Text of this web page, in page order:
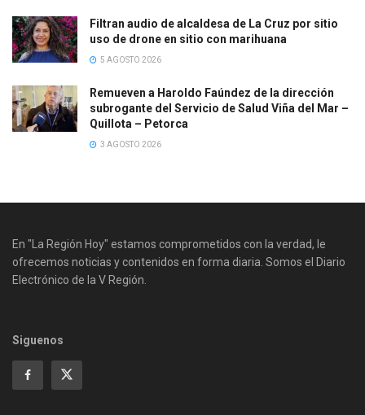
Filtran audio de alcaldesa de La Cruz por sitio
uso de drone en sitio con marihuana
5 AGOSTO 2026
Remueven a Haroldo Faúndez de la dirección
subrogante del Servicio de Salud Viña del Mar –
Quillota – Petorca
3 AGOSTO 2026
En "La Región Hoy" estamos comprometidos con la verdad, le
ofrecemos noticias y contenidos en forma diaria. Somos el Diario
Electrónico de la V Región.
Siguenos